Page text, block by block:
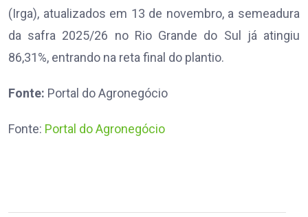
(Irga), atualizados em 13 de novembro, a semeadura
da safra 2025/26 no Rio Grande do Sul já atingiu
86,31%, entrando na reta final do plantio.
Fonte: Portal do Agronegócio
Fonte: Portal do Agronegócio